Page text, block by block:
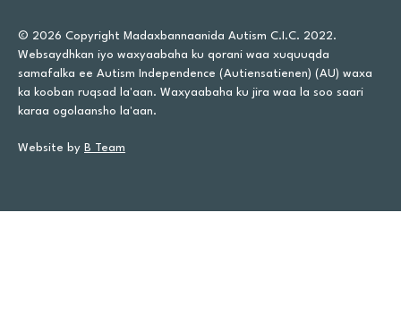
© 2026 Copyright Madaxbannaanida Autism C.I.C. 2022.
Websaydhkan iyo waxyaabaha ku qorani waa xuquuqda
samafalka ee Autism Independence (Autiensatienen) (AU) waxa
ka kooban ruqsad la'aan. Waxyaabaha ku jira waa la soo saari
karaa ogolaansho la'aan.
Website by B Team